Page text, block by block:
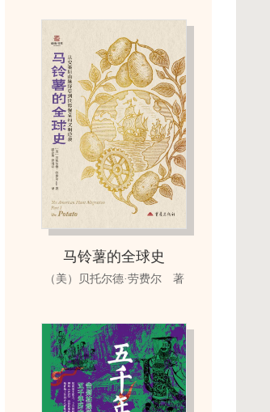
马铃薯的全球史
（美）贝托尔德·劳费尔 著